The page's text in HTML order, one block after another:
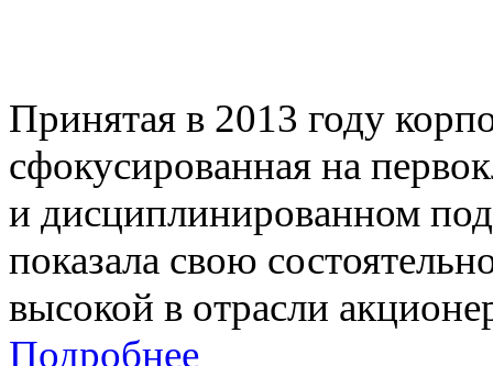
Принятая в 2013 году
сфокусированная на
и дисциплинированном
показала свою
высокой в отрасли
Подробнее